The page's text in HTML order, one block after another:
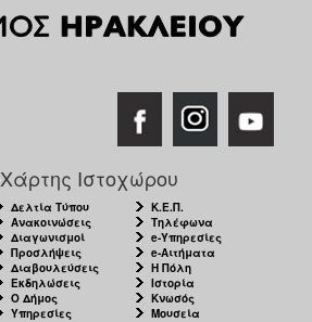
Χάρτης Ιστοχώρου
Δελτία Τύπου
Ανακοινώσεις
Διαγωνισμοί
Προσλήψεις
Διαβουλεύσεις
Εκδηλώσεις
Ο Δήμος
Υπηρεσίες
Κ.Ε.Π.
Τηλέφωνα
e-Υπηρεσίες
e-Αιτήματα
Η Πόλη
Ιστορία
Κνωσός
Μουσεία